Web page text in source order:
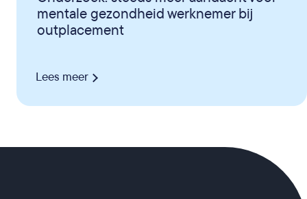
mentale gezondheid werknemer bij
outplacement
Lees meer